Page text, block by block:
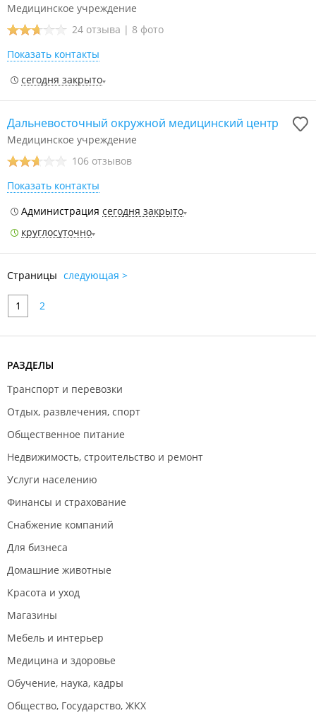
Медицинское учреждение
24 отзыва | 8 фото
Показать контакты
сегодня закрыто
Дальневосточный окружной медицинский центр
Медицинское учреждение
106 отзывов
Показать контакты
Администрация сегодня закрыто
круглосуточно
Страницы следующая >
1 2
РАЗДЕЛЫ
Транспорт и перевозки
Отдых, развлечения, спорт
Общественное питание
Недвижимость, строительство и ремонт
Услуги населению
Финансы и страхование
Снабжение компаний
Для бизнеса
Домашние животные
Красота и уход
Магазины
Мебель и интерьер
Медицина и здоровье
Обучение, наука, кадры
Общество, Государство, ЖКХ